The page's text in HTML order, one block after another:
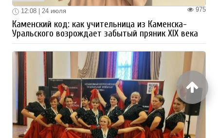
975
12:08 | 24 июля
Каменский код: как учительница из Каменска-
Уральского возрождает забытый пряник XIX века